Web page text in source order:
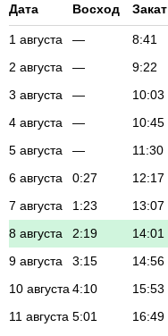
Дата Восход Закат
1 августа — 8:41
2 августа
— 9:22
3 августа
— 10:03
4 августа
— 10:45
5 августа
— 11:30
6 августа
0:27 12:17
7 августа
1:23 13:07
8 августа
2:19 14:01
9 августа
3:15 14:56
10 августа 4:10 15:53
11 августа 5:01 16:49